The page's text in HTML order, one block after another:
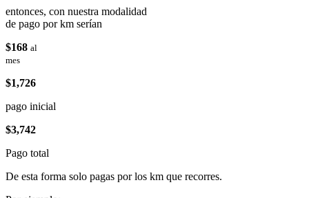
entonces, con nuestra modalidad
de pago por km serían
$168 al
mes
$1,726
pago inicial
$3,742
Pago total
De esta forma solo pagas por los km que recorres.